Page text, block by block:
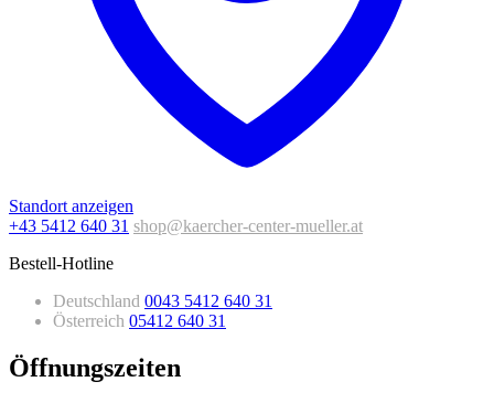
Standort anzeigen
+43 5412 640 31 shop@kaercher-center-mueller.at
Bestell-Hotline
Deutschland 0043 5412 640 31
Österreich 05412 640 31
Öffnungszeiten